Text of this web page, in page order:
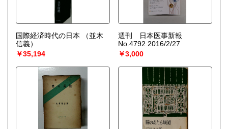
国際経済時代の日本
（並木
信義）
￥35,194
週刊 日本医事新報
No.4792 2016/2/27
￥3,000